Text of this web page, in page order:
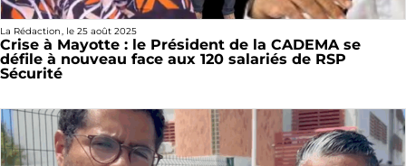
La Rédaction, le 25 août 2025
Crise à Mayotte : le Président de la CADEMA se
défile à nouveau face aux 120 salariés de RSP
Sécurité